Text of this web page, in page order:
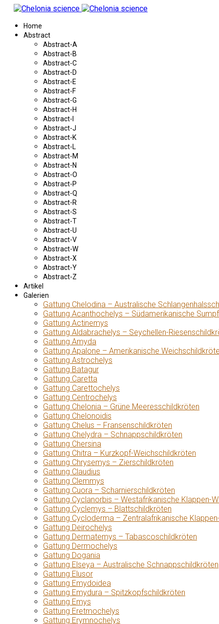
Home
Abstract
Abstract-A
Abstract-B
Abstract-C
Abstract-D
Abstract-E
Abstract-F
Abstract-G
Abstract-H
Abstract-I
Abstract-J
Abstract-K
Abstract-L
Abstract-M
Abstract-N
Abstract-O
Abstract-P
Abstract-Q
Abstract-R
Abstract-S
Abstract-T
Abstract-U
Abstract-V
Abstract-W
Abstract-X
Abstract-Y
Abstract-Z
Artikel
Galerien
Gattung Chelodina – Australische
Gattung Acanthochelys – Südamerikanische
Gattung Actinemys
Gattung Aldabrachelys – Seychellen-
Gattung Amyda
Gattung Apalone – Amerikanische
Gattung Astrochelys
Gattung Batagur
Gattung Caretta
Gattung Carettochelys
Gattung Centrochelys
Gattung Chelonia – Grüne Meeresschildkröten
Gattung Chelonoidis
Gattung Chelus – Fransenschildkröten
Gattung Chelydra – Schnappschildkröten
Gattung Chersina
Gattung Chitra – Kurzkopf-Weichschildkröten
Gattung Chrysemys – Zierschildkröten
Gattung Claudius
Gattung Clemmys
Gattung Cuora – Scharnierschildkröten
Gattung Cyclanorbis – Westafrikanische Klappen-
Gattung Cyclemys – Blattschildkröten
Gattung Cycloderma – Zentralafrikanische
Gattung Deirochelys
Gattung Dermatemys – Tabascoschildkröten
Gattung Dermochelys
Gattung Dogania
Gattung Elseya – Australische Schnappschildkröten
Gattung Elusor
Gattung Emydoidea
Gattung Emydura – Spitzkopfschildkröten
Gattung Emys
Gattung Eretmochelys
Gattung Erymnochelys